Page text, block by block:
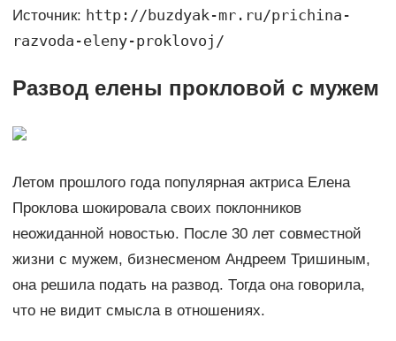
Источник: http://buzdyak-mr.ru/prichina-
razvoda-eleny-proklovoj/
Развод елены прокловой с мужем
Летом прошлого года популярная актриса Елена
Проклова шокировала своих поклонников
неожиданной новостью. После 30 лет совместной
жизни с мужем, бизнесменом Андреем Тришиным,
она решила подать на развод. Тогда она говорила,
что не видит смысла в отношениях.